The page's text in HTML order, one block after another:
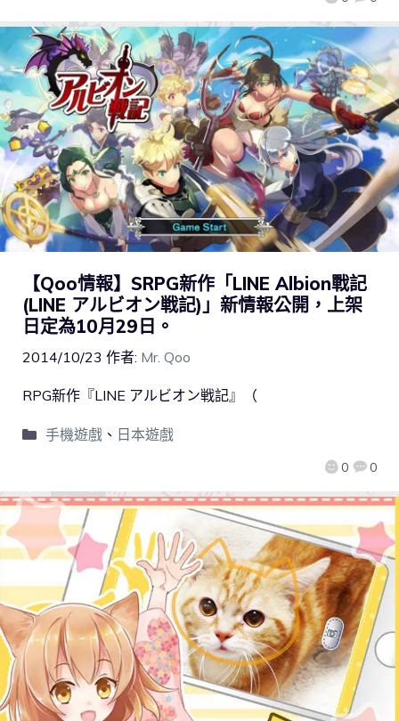
【Qoo情報】SRPG新作「LINE Albion戰記
(LINE アルビオン戦記)」新情報公開，上架
日定為10月29日。
2014/10/23 作者: Mr. Qoo
0 0
RPG新作『LINE アルビオン戦記』（
手機遊戲、 日本遊戲